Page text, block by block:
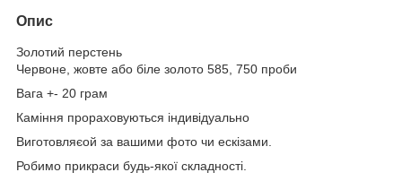
Опис
Золотий перстень
Червоне, жовте або біле золото 585, 750 проби
Вага +- 20 грам
Каміння прораховуються індивідуально
Виготовляєой за вашими фото чи ескізами.
Робимо прикраси будь-якої складності.